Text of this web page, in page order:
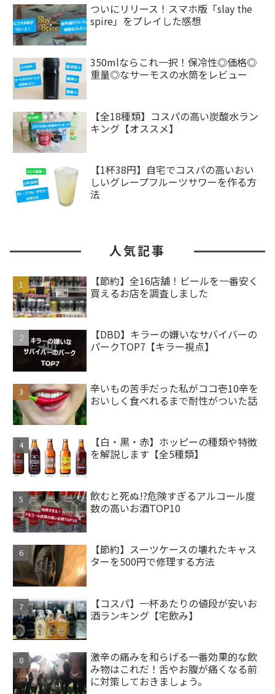
ついにリリース！スマホ版「slay the
spire」をプレイした感想
350mlならこれ一択！保冷性◎価格◎
重量◎なサーモスの水筒をレビュー
【全18種類】コスパの高い炭酸水ラン
キング【オススメ】
【1杯38円】自宅でコスパの高いおい
しいグレープフルーツサワーを作る方
法
人気記事
【節約】全16店舗！ビールを一番安く
買えるお店を調査しました
【DBD】キラーの嫌いなサバイバーの
パークTOP7【キラー視点】
辛いもの苦手だった私がココ壱10辛を
おいしく食べれるまで耐性がついた話
【白・黒・赤】ホッピーの種類や特徴
を解説します【全5種類】
飲むと死ぬ!?危険すぎるアルコール度
数の高いお酒TOP10
【節約】スーツケースの壊れたキャス
ターを500円で修理する方法
【コスパ】一杯あたりの値段が安いお
酒ランキング【宅飲み】
激辛の痛みを和らげる一番効果的な飲
み物はこれだ！舌やお腹が痛くなる前
に対策しておきましょう。